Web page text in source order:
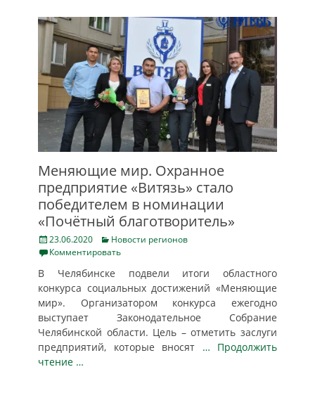
Меняющие мир. Охранное
предприятие «Витязь» стало
победителем в номинации
«Почётный благотворитель»
Posted
on
23.06.2020 Categories
Новости регионов
Комментировать
В Челябинске подвели итоги областного
конкурса социальных достижений «Меняющие
мир». Организатором конкурса ежегодно
выступает Законодательное Собрание
Челябинской области. Цель – отметить заслуги
предприятий, которые вносят … Продолжить
чтение …